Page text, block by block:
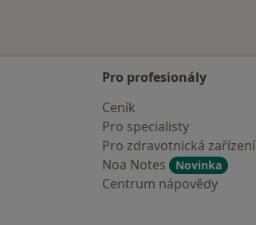
Pro profesionály
Ceník
Pro specialisty
Pro zdravotnická zařízení
Noa Notes
Novinka
Centrum nápovědy